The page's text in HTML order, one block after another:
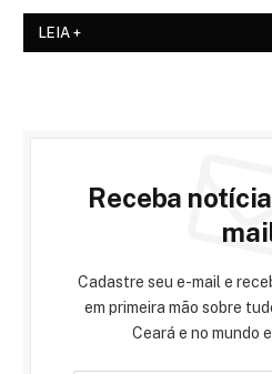
LEIA +
Receba
Cadastre seu e-mail e
em primeira mão sobre
Ceará e no mundo